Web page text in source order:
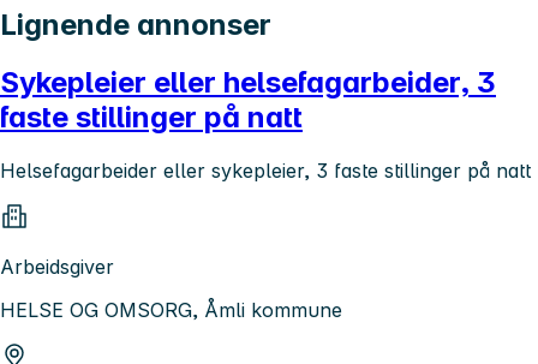
Lignende annonser
Sykepleier eller helsefagarbeider, 3
faste stillinger på natt
Helsefagarbeider eller sykepleier, 3 faste stillinger på natt
Arbeidsgiver
HELSE OG OMSORG, Åmli kommune